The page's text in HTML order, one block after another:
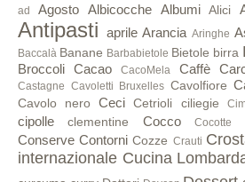
ad Agosto Albicocche Albumi Alici
Antipasti aprile Arancia Aringhe
Baccalà Banane Barbabietole Bietole birra
Broccoli Cacao CacoMela Caffè
Castagne Cavoletti Bruxelles Cavolfiore
Cavolo nero Ceci Cetrioli ciliegie
cipolle clementine Cocco Cocotte
Conserve Contorni Cozze Crauti
internazionale Cucina